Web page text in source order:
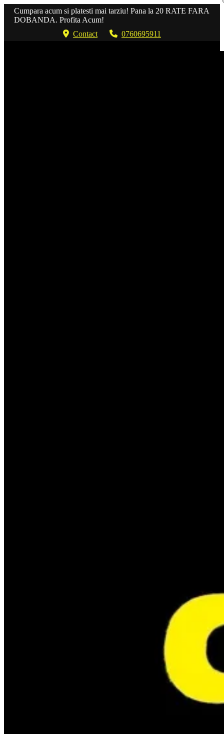
Cumpara acum si platesti mai tarziu! Pana la 20 RATE FARA
DOBANDA. Profita Acum!
Contact
0760695911